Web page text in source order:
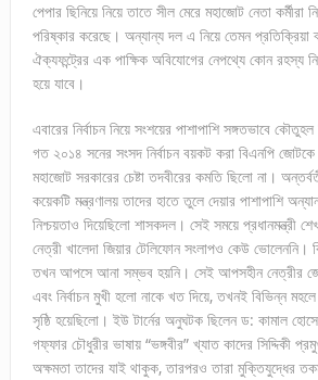
পেপার ছিনিয়ে নিয়ে তাতে সীল মেরে মহাজোট নেতা কর্মীরা
পরিষ্কার করেছে। অন্যান্য দল এ নিয়ে তেমন
ঐক্যফন্ট্রের এক পাক্ষিক অবিযোগের নেপথ্যে কোন রহস্য
হয়ে যাবে।
এবারের নির্বাচন নিয়ে সংশয়ের পাশাপাশি সঙ্গতভাবে
গত ২০১৪ সনের সংসদ নির্বাচন বয়কট করা বিএনপি জোটকে
মহাজোট সরকারের চেষ্টা তদবীরের কমতি ছিলো না।
কয়েকটি মন্ত্রণালয় তাদের হাতে তুলে দেয়ার পাশাপাশি
নিশ্চয়তাও দিয়েছিলো শাসকদল। সেই সময়ে প্রধানমন্ত্রী
নেত্রী খালেদা জিয়ার টেলিফোন সংলাপও কেউ
তখন আপসে আনা সম্ভব হয়নি। সেই আপসহীন
এবং নির্বাচন মুখী হলো নাকে খত দিয়ে, তখনই বিভিন্ন
সৃষ্ঠি হয়েছিলো। ইউ টার্নের অনুঘটক ছিলেন ড: কামাল
গফ্ফার চৌধুরীর ভাষায় “ভঙ্গবীর” খ্যাত কাদের সিদ্দিকী
অক্ষমতা তাদের যাই থাকুক, তারপরও তারা মুক্তিযুদ্ধের